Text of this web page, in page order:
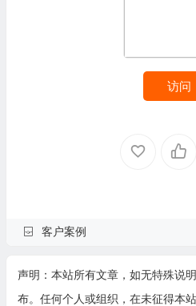
访问
客户案例
声明：本站所有文章，如无特殊说
布。任何个人或组织，在未征得本